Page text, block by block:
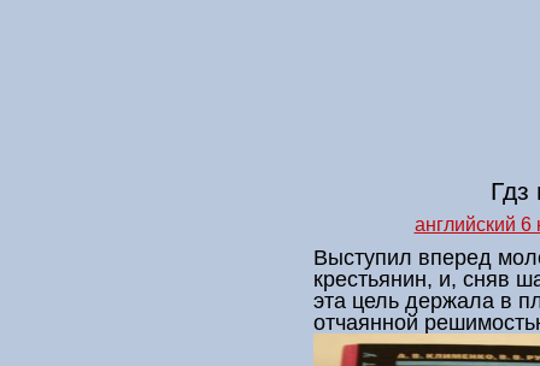
Гдз
английский
Выступил вперед
крестьянин, и, сняв
эта цель держала в
отчаянной